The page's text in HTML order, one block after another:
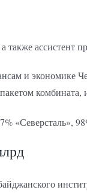
а также
и экономике
«Северсталь»,